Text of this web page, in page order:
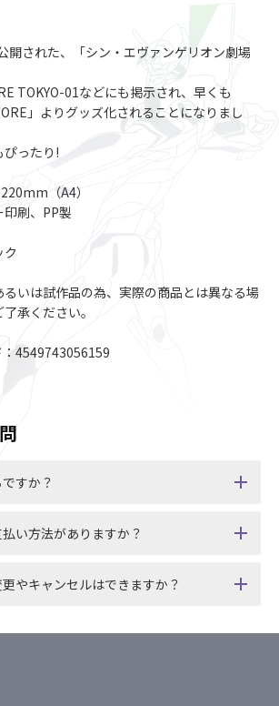
開された、「シン・エヴァンゲリオン劇場
TOKYO-01などにも掲示され、早くも
」よりグッズ化されることになりまし
ったり!
（A4）
印刷、PP製
いは試作品の為、実際の商品とは異なる場
承ください。
：4549743056159
すか？
い方法がありますか？
やキャンセルはできますか？